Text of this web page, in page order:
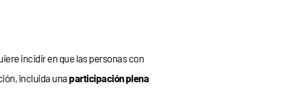
incidir en que las personas con
incluida una participación plena